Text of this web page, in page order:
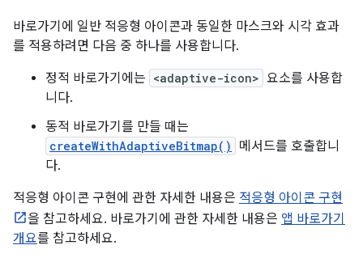
바로가기에 일반 적응형 아이콘과 동일한 마스크와 시각 효과
를 적용하려면 다음 중 하나를 사용합니다.
정적 바로가기에는 <adaptive-icon> 요소를 사용합
니다.
동적 바로가기를 만들 때는
createWithAdaptiveBitmap()
메서드를 호출합니
다.
적응형 아이콘 구현에 관한 자세한 내용은 적응형 아이콘 구현
을 참고하세요. 바로가기에 관한 자세한 내용은 앱 바로가기
개요를 참고하세요.